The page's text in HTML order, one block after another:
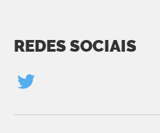
REDES SOCIAIS